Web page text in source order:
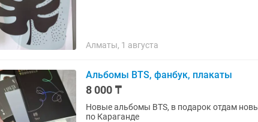
Алматы, 1 августа
Альбомы BTS, фанбук, плакаты
8 000 ₸
Новые альбомы BTS, в подарок отдам
по Караганде